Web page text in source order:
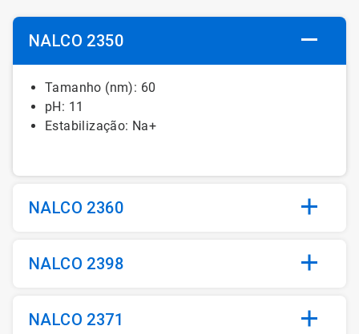
NALCO 2350
Tamanho (nm): 60
pH: 11
Estabilização: Na+
NALCO 2360
NALCO 2398
NALCO 2371